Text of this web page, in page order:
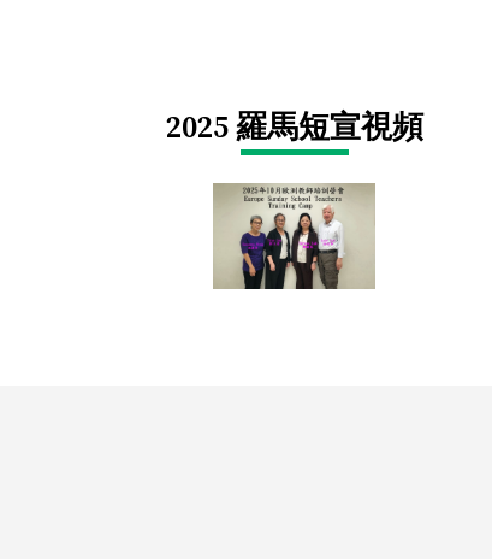
2025 羅馬短宣視頻